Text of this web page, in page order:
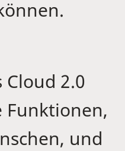
Cloud 2.0
Funktionen,
und